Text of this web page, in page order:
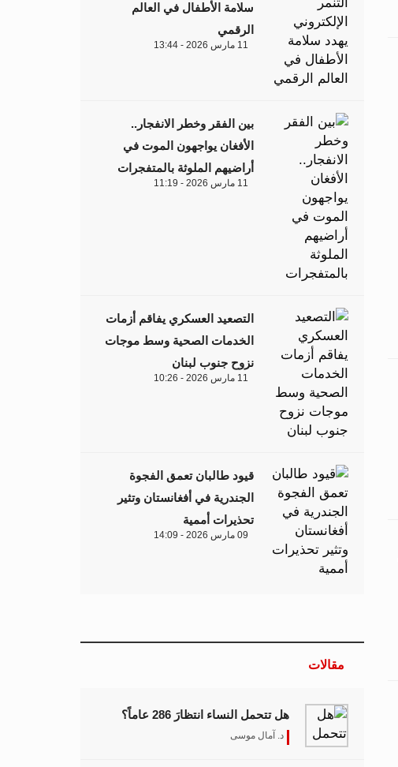
سلامة الأطفال في العالم
الرقمي
11 مارس 2026 - 13:44
بين الفقر وخطر الانفجار..
الأفغان يواجهون الموت في
أراضيهم الملوثة بالمتفجرات
11 مارس 2026 - 11:19
التصعيد العسكري يفاقم أزمات
الخدمات الصحية وسط موجات
نزوح جنوب لبنان
11 مارس 2026 - 10:26
قيود طالبان تعمق الفجوة
الجندرية في أفغانستان وتثير
تحذيرات أممية
09 مارس 2026 - 14:09
مقالات
هل تتحمل النساء انتظارَ 286 عاماً؟
د. آمال موسى